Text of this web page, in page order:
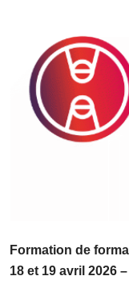
Formation de
18 et 19 avril 2026